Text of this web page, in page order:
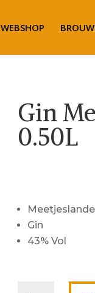
WEBSHOP
Gin
0.50L
Gin
43% Vol